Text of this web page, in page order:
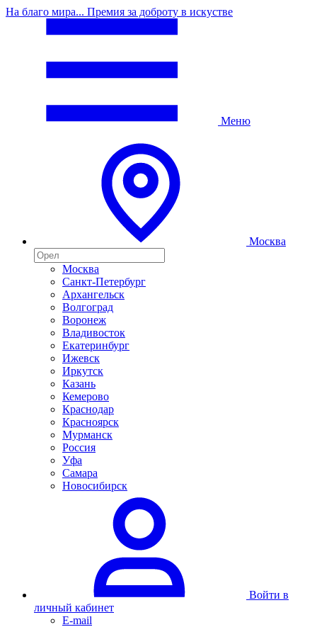
На благо мира... Премия за доброту в искустве
Меню
Москва
Москва
Санкт-Петербург
Архангельск
Волгоград
Воронеж
Владивосток
Екатеринбург
Ижевск
Иркутск
Казань
Кемерово
Краснодар
Красноярск
Мурманск
Россия
Уфа
Самара
Новосибирск
Войти в
личный кабинет
E-mail